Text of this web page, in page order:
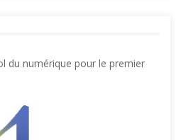
du numérique pour le premier